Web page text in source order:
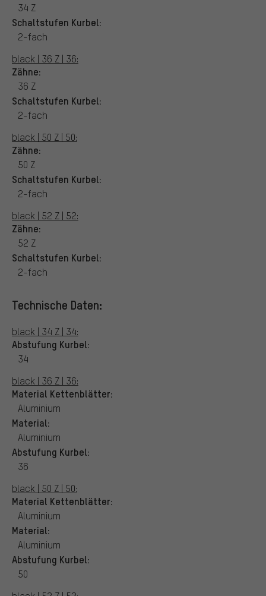
34 Z
Schaltstufen Kurbel:
2-fach
black | 36 Z | 36:
Zähne:
36 Z
Schaltstufen Kurbel:
2-fach
black | 50 Z | 50:
Zähne:
50 Z
Schaltstufen Kurbel:
2-fach
black | 52 Z | 52:
Zähne:
52 Z
Schaltstufen Kurbel:
2-fach
Technische Daten:
black | 34 Z | 34:
Abstufung Kurbel:
34
black | 36 Z | 36:
Material Kettenblätter:
Aluminium
Material:
Aluminium
Abstufung Kurbel:
36
black | 50 Z | 50:
Material Kettenblätter:
Aluminium
Material:
Aluminium
Abstufung Kurbel:
50